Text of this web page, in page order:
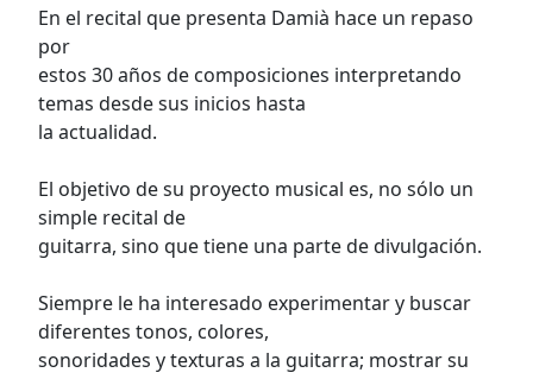
En el recital que presenta Damià hace un repaso
por
estos 30 años de composiciones interpretando
temas desde sus inicios hasta
la actualidad.
El objetivo de su proyecto musical es, no sólo un
simple recital de
guitarra, sino que tiene una parte de divulgación.
Siempre le ha interesado experimentar y buscar
diferentes tonos, colores,
sonoridades y texturas a la guitarra; mostrar su